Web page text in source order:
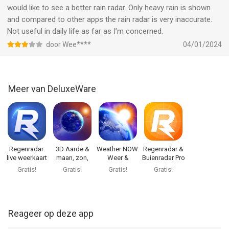
Ga voor Pro en ontgrendel nog meer
- Toegang tot meerdere professionele dataproviders voor
maximale nauwkeurigheid in voorspellingen
- Meer widgetformaten, lay-outs en voorspellingsgegevens
met uitgebreide grafieken voor nauwkeurige planning
- Volledige toegang tot geavanceerde weerkaartlagen: real-
time Doppler radar, wind, luchtdruk, wolken en neerslag
- Het op Pro-niveau volgen van stormen met gegevens over
geomagnetische stormen
Abonnementsopties
would like to see a better rain radar. Only heavy rain is shown
and compared to other apps the rain radar is very inaccurate.
Not useful in daily life as far as I’m concerned.
door Wee**** 04/01/2024
Meer van DeluxeWare
Regenradar:
live weerkaart
NL
Gratis!
3D Aarde &
maan, zon,
sterren.
Gratis!
Weather NOW:
Weer &
Buienradar
Gratis!
Regenradar &
Buienradar Pro
Gratis!
Reageer op deze app